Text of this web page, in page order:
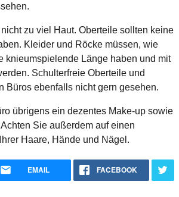
zu viel Haut. Oberteile sollten keine
Kleider und Röcke müssen, wie
knieumspielende Länge haben und mit
Schulterfreie Oberteile und
Büros ebenfalls nicht gern gesehen.
übrigens ein dezentes Make-up sowie
Sie außerdem auf einen
Haare, Hände und Nägel.
EMAIL FACEBOOK